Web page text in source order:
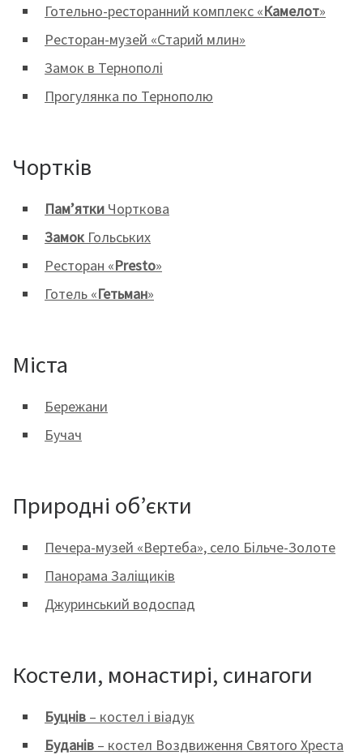
Готельно-ресторанний комплекс «Камелот»
Ресторан-музей «Старий млин»
Замок в Тернополі
Прогулянка по Тернополю
Чортків
Пам’ятки Чорткова
Замок Гольських
Ресторан «Presto»
Готель «Гетьман»
Міста
Бережани
Бучач
Природні об’єкти
Печера-музей «Вертеба», село Більче-Золоте
Панорама Заліщиків
Джуринський водоспад
Костели, монастирі, синагоги
Буцнів – костел і віадук
Буданів – костел Воздвиження Святого Хреста